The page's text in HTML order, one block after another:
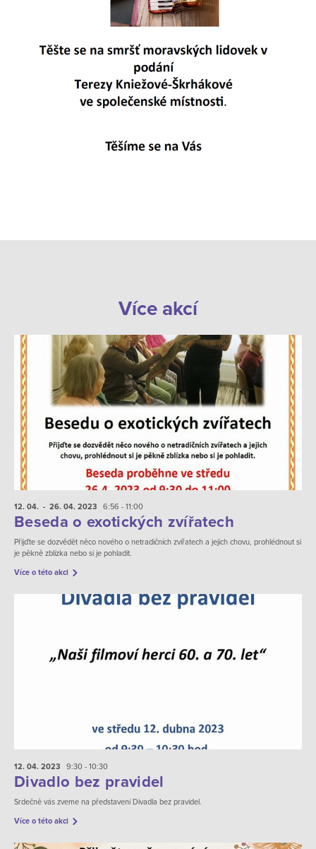
Více akcí
12. 04. - 26. 04. 2023 6:56 - 11:00
Beseda o exotických zvířatech
Přijďte se dozvědět něco nového o netradičních zvířatech a jejich chovu, prohlédnout si
je pěkně zblízka nebo si je pohladit.
Více o této akci
12. 04. 2023 9:30 - 10:30
Divadlo bez pravidel
Srdečně vás zveme na představení Divadla bez pravidel.
Více o této akci